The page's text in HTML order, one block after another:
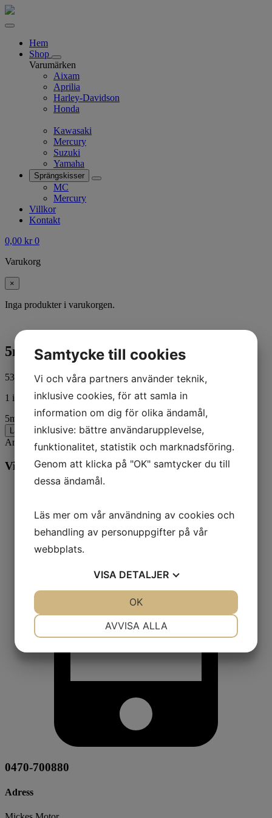
Hem
Shop
Varumärken
Aixam
Aprilia
Harley-Davidson
Honda
Kawasaki
Mercury
Suzuki
Yamaha
Sprängskisser
MC
Mercury
Villkor
Kontakt
0,00 kr 0
Varukorg
×
Inga produkter i varukorgen.
5m3216115000 fender, rear
537,00 kr ink. moms
1 i lager
5m3216115000 fender, rear mängd
Lägg till i varukorg
Artikelnr: 5M3216110000 Kategorier: Yamaha
Vill du veta mer? Ring oss:
0470-700880
Adress
Samtycke till cookies
Vi och våra partners använder teknik,
inklusive cookies, för att samla in
information om dig för olika ändamål,
inklusive: bättre användarupplevelse,
funktionalitet, statistik och marknadsföring.
Genom att klicka på "OK" samtycker du till
dessa ändamål.
Läs mer om vår användning av cookies och
behandling av personuppgifter på vår
webbplats.
VISA DETALJER
AVVISA ALLA
OK